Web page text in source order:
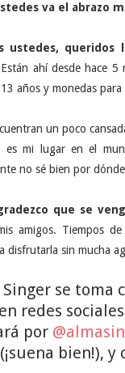
va el abrazo
ustedes, queridos
Están ahí desde hace
años y monedas
un poco
es mi lugar en el
no sé bien por
que se
amigos. Tiempos
disfrutarla sin mucha
se toma
redes
por
(¡suena bien!),